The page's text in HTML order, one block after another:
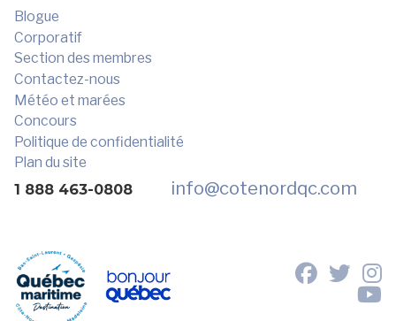
Blogue
Corporatif
Section des membres
Contactez-nous
Météo et marées
Concours
Politique de confidentialité
Plan du site
1 888 463-0808 info@cotenordqc.com